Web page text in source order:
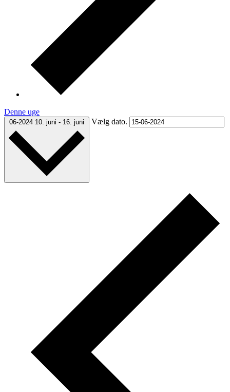
Denne uge
06-2024 10. juni - 16. juni Vælg dato.